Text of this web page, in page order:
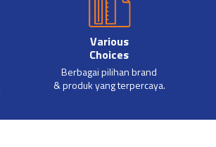
Various
Choices
Berbagai pilihan brand
& produk yang terpercaya.